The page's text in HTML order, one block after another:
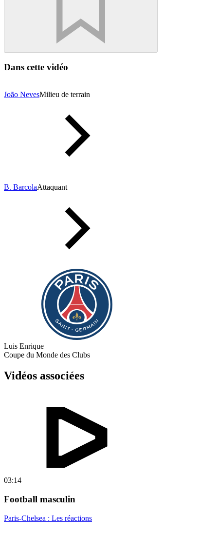
Dans cette vidéo
João NevesMilieu de terrain
B. BarcolaAttaquant
Luis Enrique
Coupe du Monde des Clubs
Vidéos associées
03:14
Football masculin
Paris-Chelsea : Les réactions